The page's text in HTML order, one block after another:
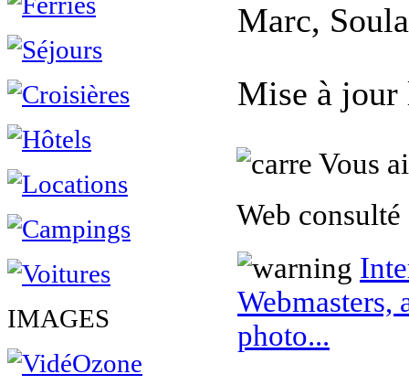
IMAGES
Marc,
Mise à jour
Vous
Web
photo...